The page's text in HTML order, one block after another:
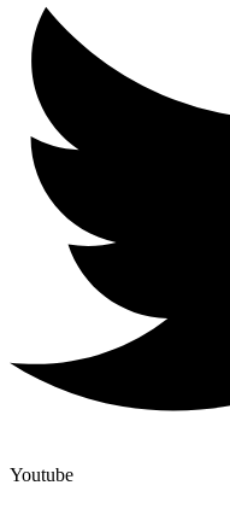
Youtube